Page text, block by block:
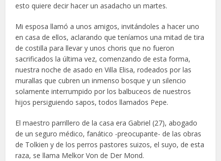
esto quiere decir hacer un asadacho un martes.
Mi esposa llamó a unos amigos, invitándoles a hacer uno
en casa de ellos, aclarando que teníamos una mitad de tira
de costilla para llevar y unos choris que no fueron
sacrificados la última vez, comenzando de esta forma,
nuestra noche de asado en Villa Elisa, rodeados por las
murallas que cubren un inmenso bosque y un silencio
solamente interrumpido por los balbuceos de nuestros
hijos persiguiendo sapos, todos llamados Pepe.
El maestro parrillero de la casa era Gabriel (27), abogado
de un seguro médico, fanático -preocupante- de las obras
de Tolkien y de los perros pastores suizos, el suyo, de esta
raza, se llama Melkor Von de Der Mond.